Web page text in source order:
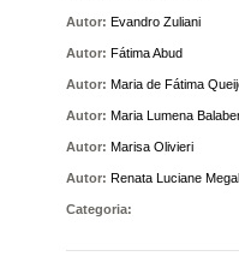
Autor: Evandro Zuliani
Autor: Fátima Abud
Autor: Maria de Fátima
Autor: Maria Lumena
Autor: Marisa Olivieri
Autor: Renata Luciane
Categoria: